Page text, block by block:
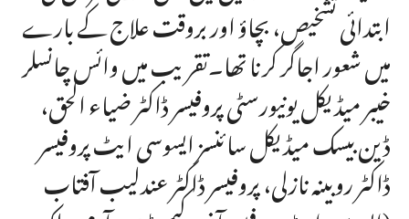
ابتدائی تشخیص، بچاؤ اور بروقت علاج کے بارے
میں شعور اجاگر کرنا تھا۔تقریب میں وائس چانسلر
خیبر میڈیکل یونیورسٹی پروفیسر ڈاکٹر ضیاء الحق،
ڈین بیسک میڈیکل سائنسز ایسوسی ایٹ پروفیسر
ڈاکٹر روبینہ نازلی، پروفیسر ڈاکٹر عندلیب آفتاب